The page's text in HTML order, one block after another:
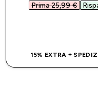
Prima 25,99 €‎
15% EXTRA +